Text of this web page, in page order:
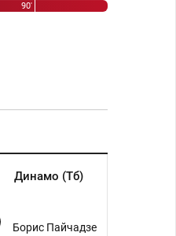
90'
Динамо (Тб)
Борис Пайчадзе